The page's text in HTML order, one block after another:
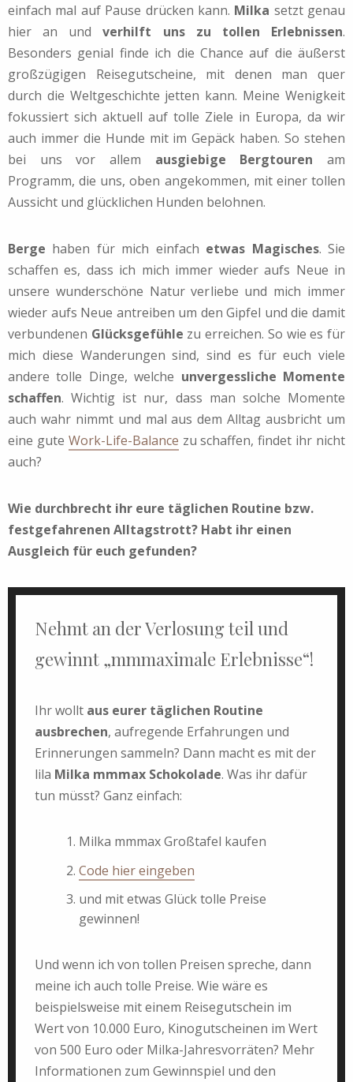
einfach mal auf Pause drücken kann. Milka setzt genau
hier an undverhilft uns zu tollen Erlebnissen.
Besonders genial finde ich die Chance auf die äußerst
großzügigen Reisegutscheine, mit denen man quer
durch die Weltgeschichte jetten kann. Meine Wenigkeit
fokussiert sich aktuell auf tolle Ziele in Europa, da wir
auch immer die Hunde mit im Gepäck haben. So stehen
bei uns vor allem ausgiebige Bergtouren am
Programm, die uns, oben angekommen, mit einer tollen
Aussicht und glücklichen Hunden belohnen.
Berge haben für mich einfach etwas Magisches. Sie
schaffen es, dass ich mich immer wieder aufs Neue in
unsere wunderschöne Natur verliebe und mich immer
wieder aufs Neue antreiben um den Gipfel und die damit
verbundenen Glücksgefühle zu erreichen. So wie es für
mich diese Wanderungen sind, sind es für euch viele
andere tolle Dinge, welche unvergessliche Momente
schaffen. Wichtig ist nur, dass man solche Momente
auch wahr nimmt und mal aus dem Alltag ausbricht um
eine gute Work-Life-Balance zu schaffen, findet ihr nicht
auch?
Wie durchbrecht ihr eure täglichen Routine bzw.
festgefahrenen Alltagstrott? Habt ihr einen
Ausgleich für euch gefunden?
Nehmt an der Verlosung teil und
gewinnt „mmmaximale Erlebnisse“!
Ihr wollt aus eurer täglichen Routine
ausbrechen, aufregende Erfahrungen und
Erinnerungen sammeln? Dann macht es mit der
lila Milka mmmax Schokolade. Was ihr dafür
tun müsst? Ganz einfach:
Milka mmmax Großtafel kaufen
Code hier eingeben
und mit etwas Glück tolle Preise
gewinnen!
Und wenn ich von tollen Preisen spreche, dann
meine ich auch tolle Preise. Wie wäre es
beispielsweise mit einem Reisegutschein im
Wert von 10.000 Euro, Kinogutscheinen im Wert
von 500 Euro oder Milka-Jahresvorräten? Mehr
Informationen zum Gewinnspiel und den